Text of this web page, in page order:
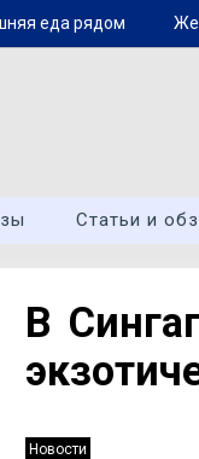
еда рядом
Статьи и
В
Новости